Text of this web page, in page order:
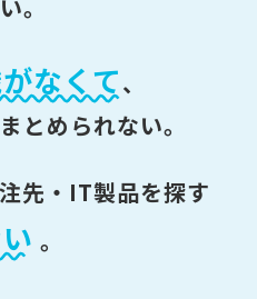
。
なくて、
とめられない。
先・IT製品を探す
。